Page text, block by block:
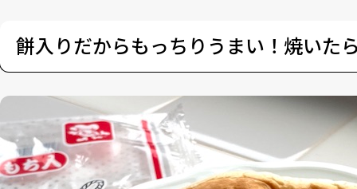
餅入りだからもっちりうまい！焼いた